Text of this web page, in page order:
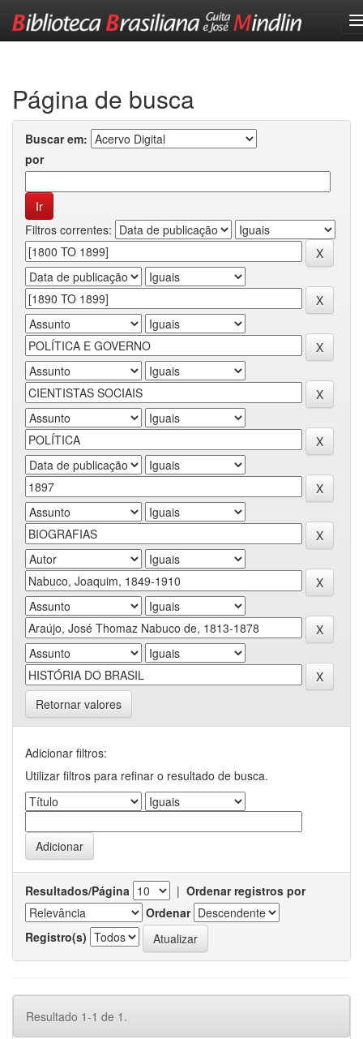
Página de busca
Buscar em:
por
Filtros correntes:
Retornar valores
Adicionar filtros:
Utilizar filtros para refinar o resultado de busca.
Resultados/Página | Ordenar registros por
Ordenar
Registro(s)
Resultado 1-1 de 1.